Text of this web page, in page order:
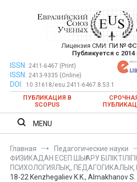
Евразийский
публикация
ежемесячном
Лицензия СМИ: ПИ №
Публикуется с 2014
Евразийский Союз Ученых —
ежемесячном
ISSN: 2411-6467 (Print)
ISSN: 2413-9335 (Online)
DOI:
10.31618/esu.2411-6467.8.53.1
ПУБЛИКАЦИЯ В
SCOPUS
MENU
Главная
Педагогические науки
ФИЗИКАДАН ЕСЕП ШЫҒАРУ
ПСИХОЛОГИЯЛЫҚ, ПЕДАГОГИКАЛЫҚ
18-22 Kenzhegaliev K.K., Almakhanov S.